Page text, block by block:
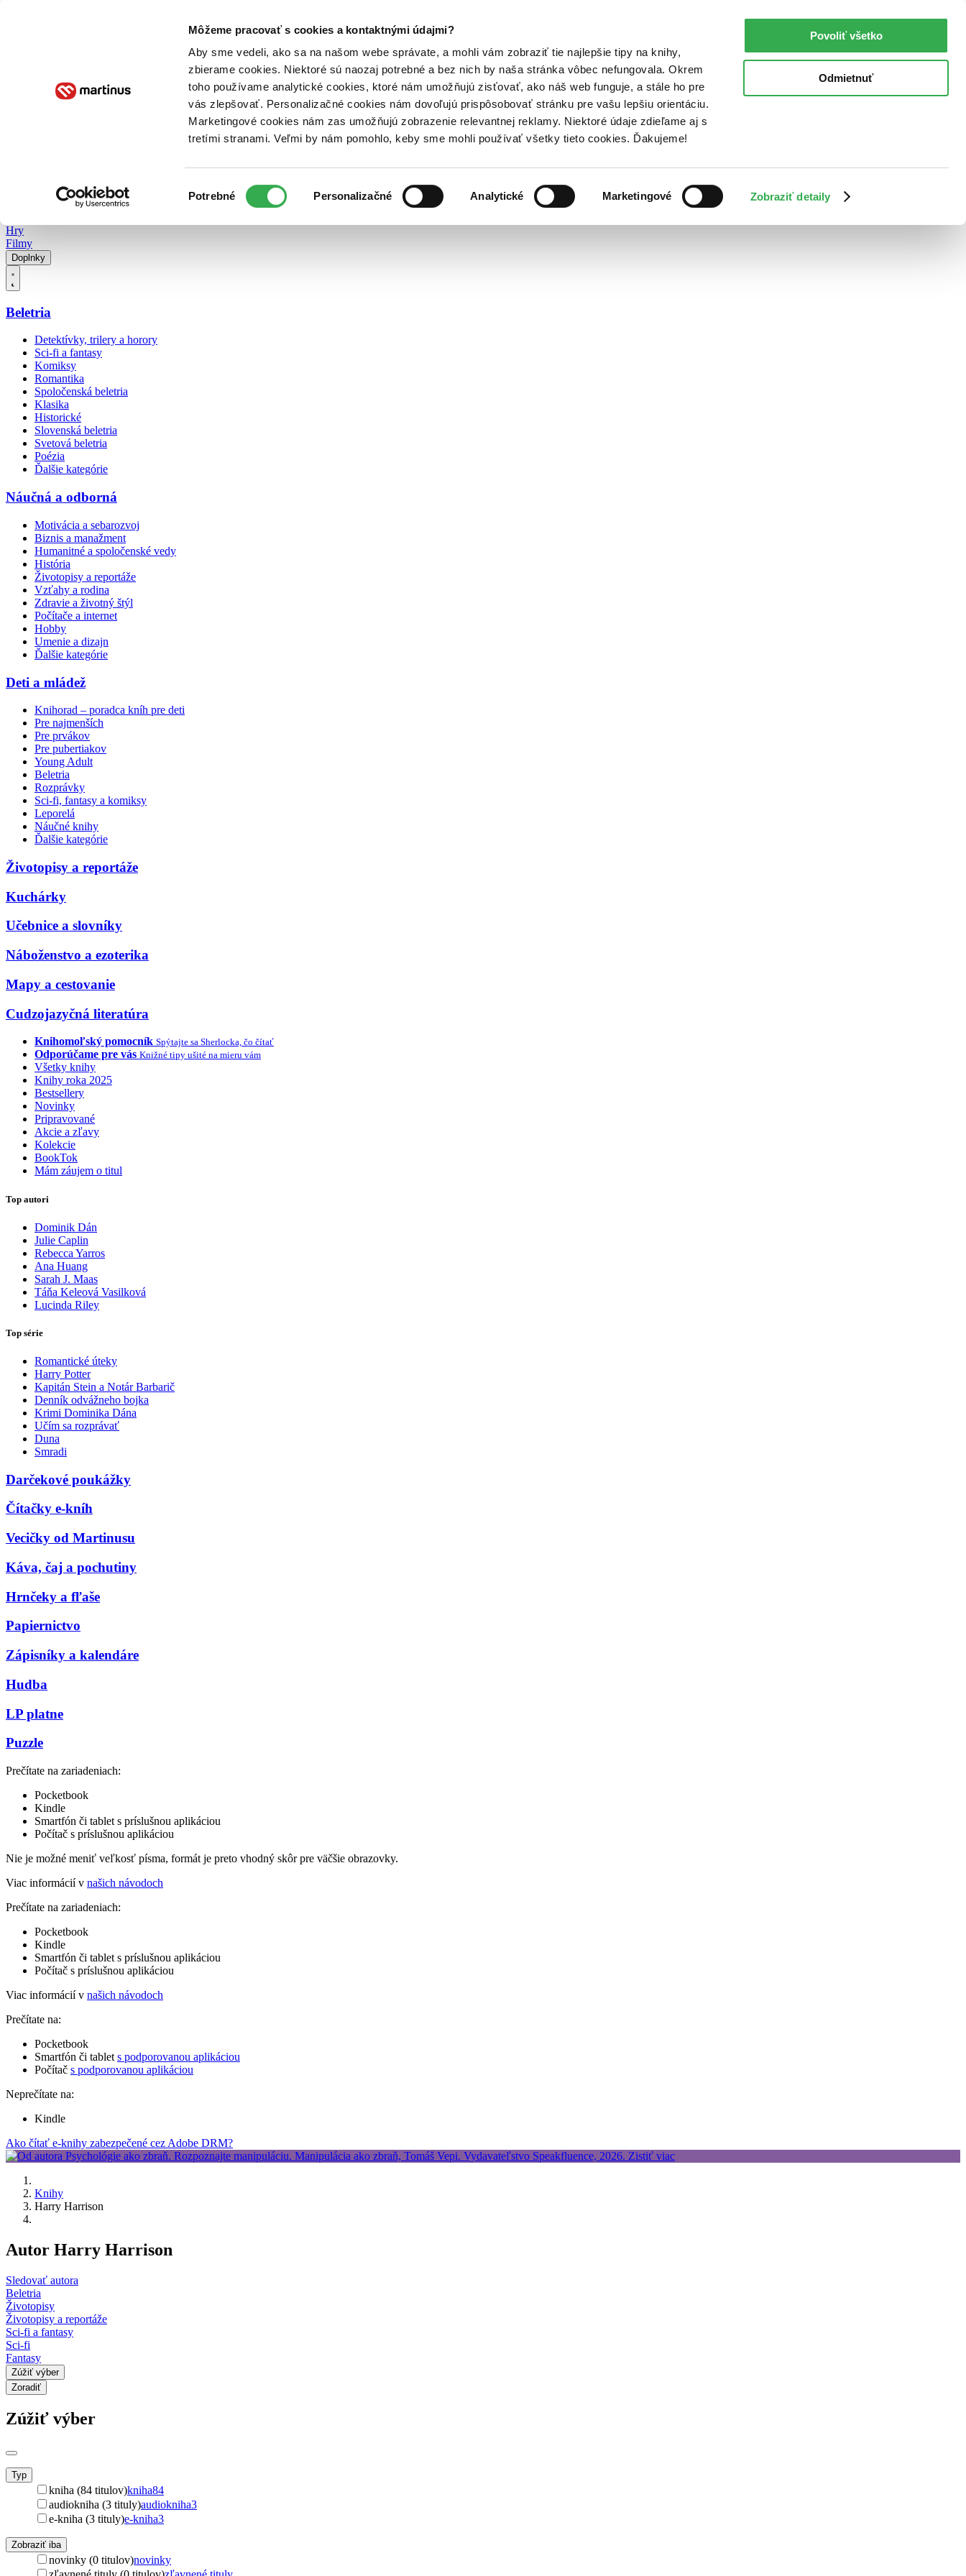
Môžeme pracovať s cookies a kontaktnými údajmi?
Aby sme vedeli, ako sa na našom webe správate, a mohli vám zobraziť tie najlepšie tipy na knihy,
zbierame cookies. Niektoré sú naozaj potrebné a bez nich by naša stránka vôbec nefungovala. Okrem
toho používame analytické cookies, ktoré nám umožňujú zisťovať, ako náš web funguje, a stále ho pre
vás zlepšovať. Personalizačné cookies nám dovoľujú prispôsobovať stránku pre vašu lepšiu orientáciu.
Marketingové cookies nám zas umožňujú zobrazenie relevantnej reklamy. Niektoré údaje zdieľame aj s
tretími stranami. Veľmi by nám pomohlo, keby sme mohli používať všetky tieto cookies. Ďakujeme!
súhlasu
Potrebné Personalizačné Analytické Marketingové Zobraziť detaily
Povoliť všetko
Odmietnuť
Poukážky Kontakt
Hry
Filmy
Doplnky
Beletria
Detektívky, trilery a horory
Sci-fi a fantasy
Komiksy
Romantika
Spoločenská beletria
Klasika
Historické
Slovenská beletria
Svetová beletria
Poézia
Ďalšie kategórie
Náučná a odborná
Motivácia a sebarozvoj
Biznis a manažment
Humanitné a spoločenské vedy
História
Životopisy a reportáže
Vzťahy a rodina
Zdravie a životný štýl
Počítače a internet
Hobby
Umenie a dizajn
Ďalšie kategórie
Deti a mládež
Knihorad – poradca kníh pre deti
Pre najmenších
Pre prvákov
Pre pubertiakov
Young Adult
Beletria
Rozprávky
Sci-fi, fantasy a komiksy
Leporelá
Náučné knihy
Ďalšie kategórie
Životopisy a reportáže
Kuchárky
Učebnice a slovníky
Náboženstvo a ezoterika
Mapy a cestovanie
Cudzojazyčná literatúra
Knihomoľský pomocník Spýtajte sa Sherlocka, čo čítať
Odporúčame pre vás Knižné tipy ušité na mieru vám
Všetky knihy
Knihy roka 2025
Bestsellery
Novinky
Pripravované
Akcie a zľavy
Kolekcie
BookTok
Mám záujem o titul
Top autori
Dominik Dán
Julie Caplin
Rebecca Yarros
Ana Huang
Sarah J. Maas
Táňa Keleová Vasilková
Lucinda Riley
Top série
Romantické úteky
Harry Potter
Kapitán Stein a Notár Barbarič
Denník odvážneho bojka
Krimi Dominika Dána
Učím sa rozprávať
Duna
Smradi
Darčekové poukážky
Čítačky e-kníh
Vecičky od Martinusu
Káva, čaj a pochutiny
Hrnčeky a fľaše
Papiernictvo
Zápisníky a kalendáre
Hudba
LP platne
Puzzle
Prečítate na zariadeniach:
Pocketbook
Kindle
Smartfón či tablet s príslušnou aplikáciou
Počítač s príslušnou aplikáciou
Nie je možné meniť veľkosť písma, formát je preto vhodný skôr pre väčšie obrazovky.
Viac informácií v našich návodoch
Prečítate na zariadeniach:
Pocketbook
Kindle
Smartfón či tablet s príslušnou aplikáciou
Počítač s príslušnou aplikáciou
Viac informácií v našich návodoch
Prečítate na:
Pocketbook
Smartfón či tablet s podporovanou aplikáciou
Počítač s podporovanou aplikáciou
Neprečítate na:
Kindle
Ako čítať e-knihy zabezpečené cez Adobe DRM?
Knihy
Harry Harrison
Autor Harry Harrison
Sledovať autora
Beletria
Životopisy
Životopisy a reportáže
Sci-fi a fantasy
Sci-fi
Fantasy
Zúžiť výber
Zoradiť
Zúžiť výber
Typ
kniha (84 titulov)kniha84
audiokniha (3 tituly)audiokniha3
e-kniha (3 tituly)e-kniha3
Zobraziť iba
novinky (0 titulov)novinky